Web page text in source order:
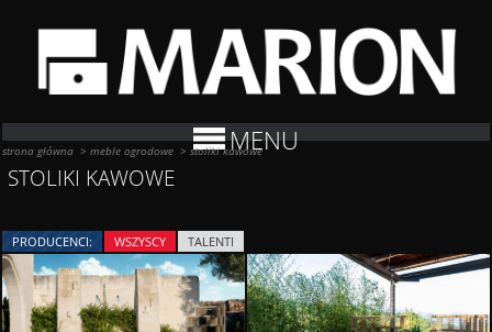
MENU
strona główna >meble ogrodowe >stoliki kawowe
STOLIKI KAWOWE
PRODUCENCI: WSZYSCY TALENTI